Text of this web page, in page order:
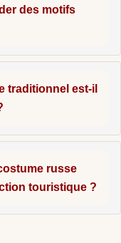
des motifs
traditionnel est-il
russe
touristique ?